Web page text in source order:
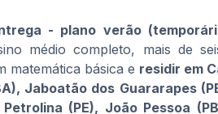
- plano verão
médio completo, mais de
matemática básica e residir em
Jaboatão dos Guararapes
(PE), João Pessoa